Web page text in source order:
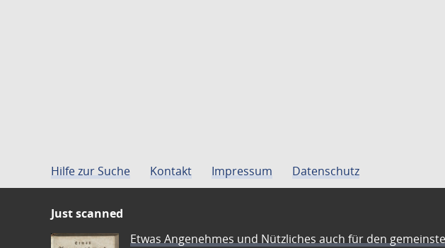
Hilfe zur Suche Kontakt Impressum Datenschutz
Just scanned
Etwas Angenehmes und Nützliches auch für den